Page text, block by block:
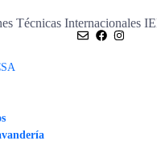
Técnicas Internacionales